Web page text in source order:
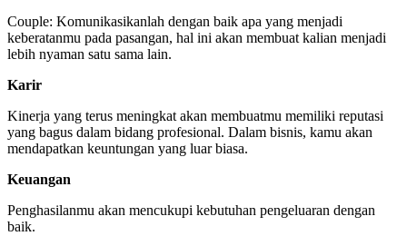
Couple: Komunikasikanlah dengan baik apa yang menjadi
keberatanmu pada pasangan, hal ini akan membuat kalian menjadi
lebih nyaman satu sama lain.
Karir
Kinerja yang terus meningkat akan membuatmu memiliki reputasi
yang bagus dalam bidang profesional. Dalam bisnis, kamu akan
mendapatkan keuntungan yang luar biasa.
Keuangan
Penghasilanmu akan mencukupi kebutuhan pengeluaran dengan
baik.